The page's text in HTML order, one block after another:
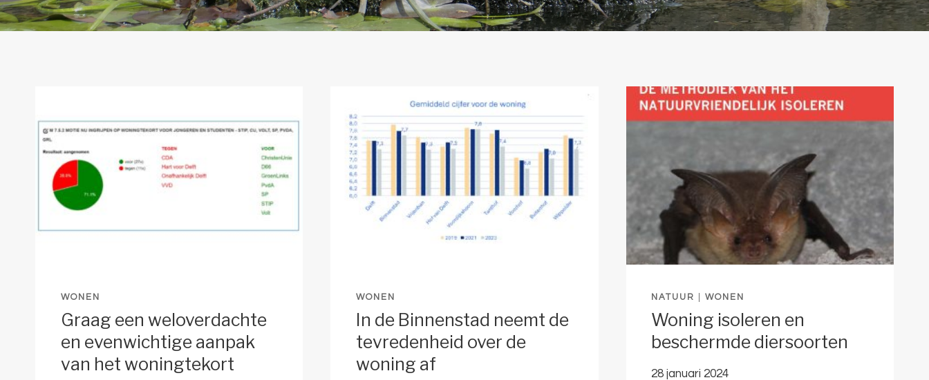
WONEN
Graag een weloverdachte
en evenwichtige aanpak
van het woningtekort
WONEN
In de Binnenstad neemt de
tevredenheid over de
woning af
NATUUR |WONEN
Woning isoleren en
beschermde diersoorten
28 januari 2024